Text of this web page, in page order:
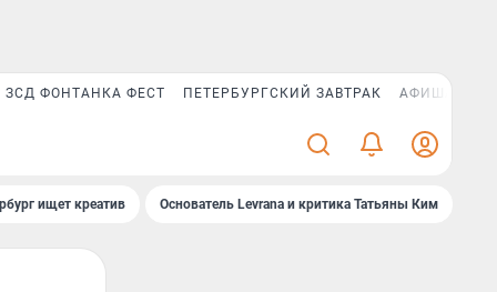
ЗСД ФОНТАНКА ФЕСТ ПЕТЕРБУРГСКИЙ ЗАВТРАК АФИША PLUS
ищет креатив Основатель Levrana и критика Татьяны Ким